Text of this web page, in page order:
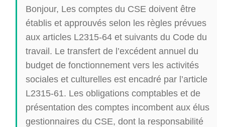
Bonjour, Les comptes du CSE doivent être
établis et approuvés selon les règles prévues
aux articles L2315-64 et suivants du Code du
travail. Le transfert de l’excédent annuel du
budget de fonctionnement vers les activités
sociales et culturelles est encadré par l’article
L2315-61. Les obligations comptables et de
présentation des comptes incombent aux élus
gestionnaires du CSE, dont la responsabilité